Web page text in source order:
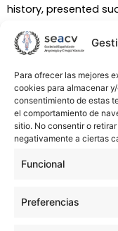
Para ofrecer las mejores
cookies para almacenar
consentimiento de estas
el comportamiento de
sitio. No consentir o
negativamente a ciertas
Funcional
Preferencias
history, presented
was performed that
celiac trunk
lumen and no
were no signs of
further radiological
proteinogram and
immunological and
excluding vasculitis.
remaining
was considered as a